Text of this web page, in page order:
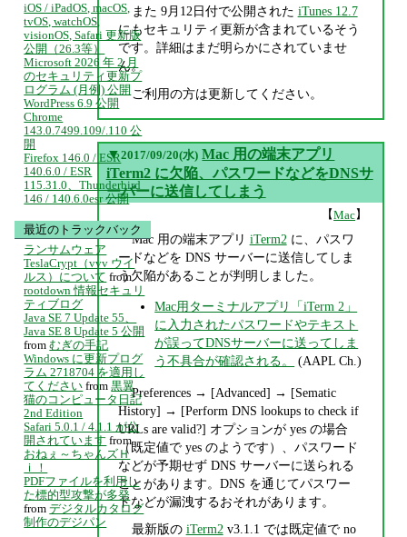
また 9月12日付で公開された iTunes 12.7
にもセキュリティ更新が含まれているそう
です。詳細はまだ明らかにされていませ
ん。
ご利用の方は更新してください。
▼2017/09/20(水) Mac 用の端末アプリ
iTerm2 に欠陥、パスワードなどをDNSサ
ーバーに送信してしまう
【Mac】
Mac 用の端末アプリ iTerm2 に、パスワ
ードなどを DNS サーバーに送信してしま
う欠陥があることが判明しました。
Mac用ターミナルアプリ「iTerm 2」
に入力されたパスワードやテキスト
が誤ってDNSサーバーに送ってしま
う不具合が確認される。
(AAPL Ch.)
Preferences → [Advanced] → [Sematic
History] → [Perform DNS lookups to check if
URLs are valid?] オプションが yes の場合
（既定値で yes のようです）、パスワード
などが予期せず DNS サーバーに送られる
ことがあります。DNS を通じてパスワー
ドなどが漏洩するおそれがあります。
最新版の iTerm2 v3.1.1 では既定値で no
iOS / iPadOS, macOS,
tvOS, watchOS,
visionOS, Safari 更新版
公開（26.3等）
Microsoft 2026 年 2 月
のセキュリティ更新プ
ログラム (月例) 公開
WordPress 6.9 公開
Chrome
143.0.7499.109/.110 公
開
Firefox 146.0 / ESR
140.6.0 / ESR
115.31.0、Thunderbird
146 / 140.6.0esr 公開
最近のトラックバック
ランサムウェア
TeslaCrypt（vvv ウイ
ルス）について from
rootdown 情報セキュリ
ティブログ
Java SE 7 Update 55、
Java SE 8 Update 5 公開
from むぎの手記
Windows に更新プログ
ラム 2718704 を適用し
てください from 黒翼
猫のコンピュータ日記
2nd Edition
Safari 5.0.1 / 4.1.1 が公
開されています from
おねぇ～ちゃんズＨ
ｉ！
PDFファイルを利用し
た標的型攻撃が多発
from デジタルカタログ
制作のデジパン